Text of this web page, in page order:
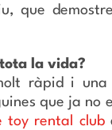
que
la vida?
ràpid i
que ja no
toy rental club